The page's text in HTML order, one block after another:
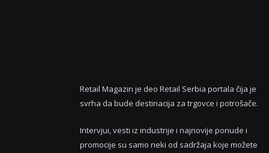
Retail Magazin je deo Retail Serbia portala čija je
svrha da bude destinacija za trgovce i potrošače.
Intervjui, vesti iz industrije i najnovije ponude i
promocije su samo neki od sadržaja koje možete